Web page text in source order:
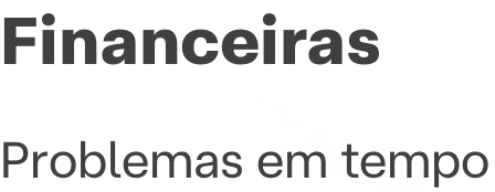
Financeiras
Problemas em tempo